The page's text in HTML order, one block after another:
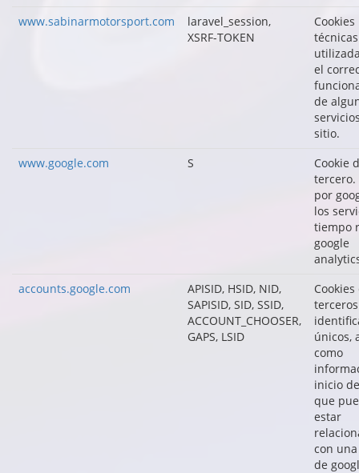
www.sabinarmotorsport.com
laravel_session,
XSRF-TOKEN
Cookies
el
de
sitio.
www.google.com
S
Cookie
tercero.
por
los
tiempo
google
accounts.google.com
APISID, HSID, NID,
SAPISID, SID, SSID,
ACCOUNT_CHOOSER,
GAPS, LSID
Cookies
únicos,
como
inicio
que
estar
con
de